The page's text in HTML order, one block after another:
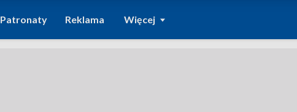
Patronaty Reklama Więcej